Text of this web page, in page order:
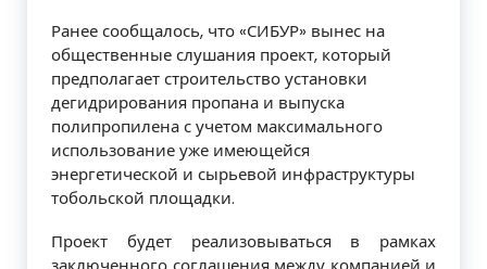
Ранее сообщалось, что «СИБУР» вынес на
общественные слушания проект, который
предполагает строительство установки
дегидрирования пропана и выпуска
полипропилена с учетом максимального
использование уже имеющейся
энергетической и сырьевой инфраструктуры
тобольской площадки.
Проект будет реализовываться в рамках